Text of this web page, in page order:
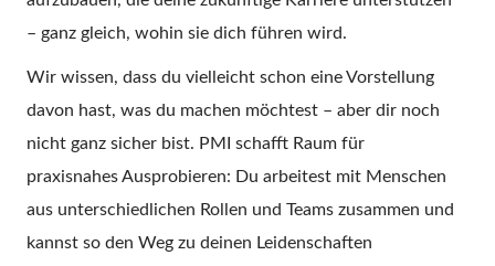
– ganz gleich, wohin sie dich führen wird.
Wir wissen, dass du vielleicht schon eine Vorstellung
davon hast, was du machen möchtest – aber dir noch
nicht ganz sicher bist. PMI schafft Raum für
praxisnahes Ausprobieren: Du arbeitest mit Menschen
aus unterschiedlichen Rollen und Teams zusammen und
kannst so den Weg zu deinen Leidenschaften